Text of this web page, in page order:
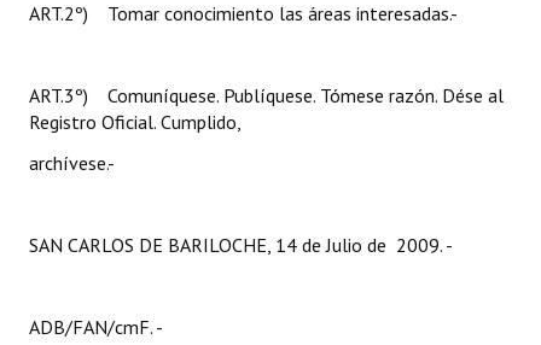
Bariloche, Municipio intercultural
REFORMA DE LA CARTA ORGÁNICA
ART.2º) Tomar conocimiento las áreas interesadas.-
ART.3º) Comuníquese. Publíquese. Tómese razón. Dése al
Registro Oficial. Cumplido,
archívese.-
SAN CARLOS DE BARILOCHE, 14 de Julio de 2009. -
ADB/FAN/cmF. -